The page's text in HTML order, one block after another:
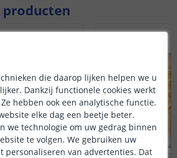
die daarop lijken helpen we u
Dankzij functionele cookies werkt
hebben ook een analytische functie.
elke dag een beetje beter.
we technologie om uw gedrag binnen
te volgen. We gebruiken uw
personaliseren van advertenties. Dat